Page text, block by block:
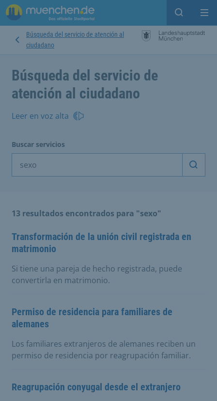
Open
Búsqueda del servicio de atención al
ciudadano
Búsqueda del servicio de
atención al ciudadano
Leer en voz alta
Buscar servicios
13 resultados encontrados para "sexo"
Transformación de la unión civil registrada en
matrimonio
Si tiene una pareja de hecho registrada, puede
convertirla en matrimonio.
Permiso de residencia para familiares de
alemanes
Los familiares extranjeros de alemanes reciben un
permiso de residencia por reagrupación familiar.
Reagrupación conyugal desde el extranjero